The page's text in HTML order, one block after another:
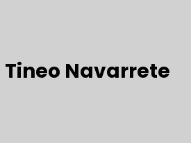
Navarrete